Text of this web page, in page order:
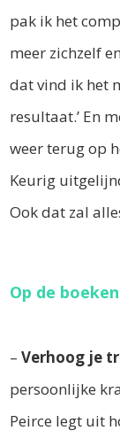
pak ik het
meer zichzelf
dat vind ik het
resultaat.’ En
weer terug op
Keurig
Ook dat zal
Op de
–Verhoog je
persoonlijke
Peirce legt uit